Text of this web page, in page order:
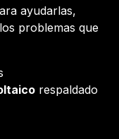
ayudarlas,
problemas que
respaldado